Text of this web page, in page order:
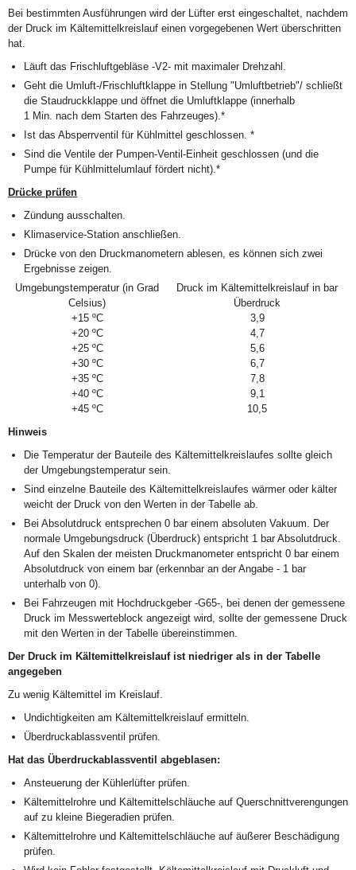
Bei bestimmten Ausführungen wird der Lüfter erst eingeschaltet, nachdem
der Druck im Kältemittelkreislauf einen vorgegebenen Wert überschritten
hat.
Läuft das Frischluftgebläse -V2- mit maximaler Drehzahl.
Geht die Umluft-/Frischluftklappe in Stellung "Umluftbetrieb"/ schließt
die Staudruckklappe und öffnet die Umluftklappe (innerhalb
1 Min. nach dem Starten des Fahrzeuges).*
Ist das Absperrventil für Kühlmittel geschlossen. *
Sind die Ventile der Pumpen-Ventil-Einheit geschlossen (und die
Pumpe für Kühlmittelumlauf fördert nicht).*
Drücke prüfen
Zündung ausschalten.
Klimaservice-Station anschließen.
Drücke von den Druckmanometern ablesen, es können sich zwei
Ergebnisse zeigen.
Umgebungstemperatur (in Grad
Celsius)
Druck im Kältemittelkreislauf in bar
Überdruck
+15 ºC
3,9
+20 ºC
4,7
+25 ºC
5,6
+30 ºC
6,7
+35 ºC
7,8
+40 ºC
9,1
+45 ºC
10,5
Hinweis
Die Temperatur der Bauteile des Kältemittelkreislaufes sollte gleich
der Umgebungstemperatur sein.
Sind einzelne Bauteile des Kältemittelkreislaufes wärmer oder kälter
weicht der Druck von den Werten in der Tabelle ab.
Bei Absolutdruck entsprechen 0 bar einem absoluten Vakuum. Der
normale Umgebungsdruck (Überdruck) entspricht 1 bar Absolutdruck.
Auf den Skalen der meisten Druckmanometer entspricht 0 bar einem
Absolutdruck von einem bar (erkennbar an der Angabe - 1 bar
unterhalb von 0).
Bei Fahrzeugen mit Hochdruckgeber -G65-, bei denen der gemessene
Druck im Messwerteblock angezeigt wird, sollte der gemessene Druck
mit den Werten in der Tabelle übereinstimmen.
Der Druck im Kältemittelkreislauf ist niedriger als in der Tabelle
angegeben
Zu wenig Kältemittel im Kreislauf.
Undichtigkeiten am Kältemittelkreislauf ermitteln.
Überdruckablassventil prüfen.
Hat das Überdruckablassventil abgeblasen:
Ansteuerung der Kühlerlüfter prüfen.
Kältemittelrohre und Kältemittelschläuche auf Querschnittverengungen
auf zu kleine Biegeradien prüfen.
Kältemittelrohre und Kältemittelschläuche auf äußerer Beschädigung
prüfen.